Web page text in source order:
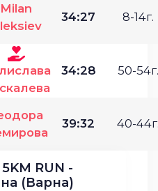
Milan
34:27 8-14г.
34:28 50-54г.
39:32 40-
RUN -
(Варна)